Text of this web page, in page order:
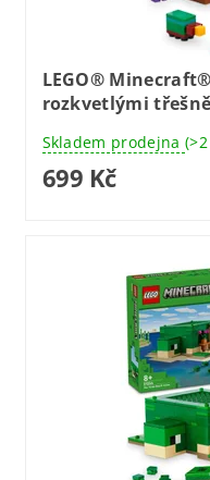
LEGO®
rozkvetlými
Skladem prodejna
699 Kč